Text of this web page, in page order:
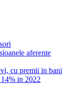
aferente
cu premii in bani
in 2022